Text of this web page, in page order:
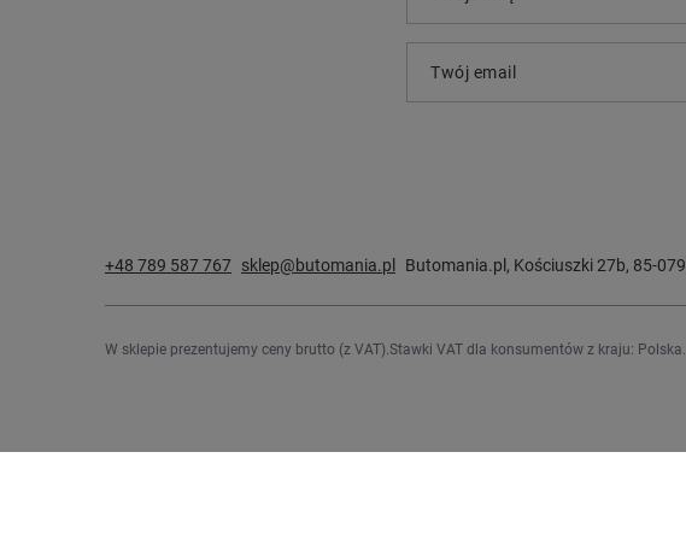
Twój email
+48 789 587 767 sklep@butomania.pl Butomania.pl , Kościuszki 27b, 85-079
W sklepie prezentujemy ceny brutto (z VAT). Stawki VAT dla konsumentów z kraju: Polska